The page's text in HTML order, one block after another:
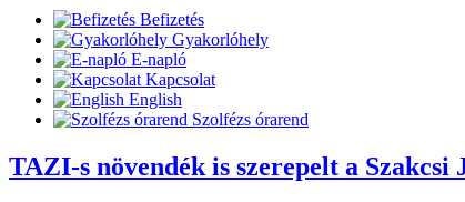
Befizetés
Gyakorlóhely
E-napló
Kapcsolat
English
Szolfézs órarend
TAZI-s növendék is szerepelt a Szakcsi